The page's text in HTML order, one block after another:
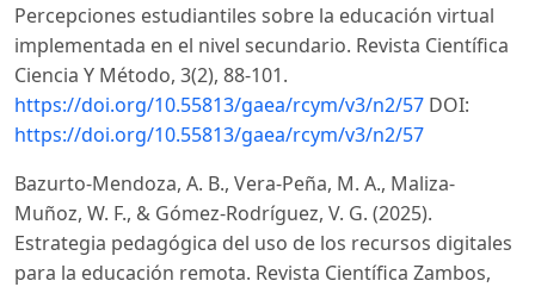
Percepciones estudiantiles sobre la educación virtual
implementada en el nivel secundario. Revista Científica
Ciencia Y Método, 3(2), 88-101.
https://doi.org/10.55813/gaea/rcym/v3/n2/57 DOI:
https://doi.org/10.55813/gaea/rcym/v3/n2/57
Bazurto-Mendoza, A. B., Vera-Peña, M. A., Maliza-
Muñoz, W. F., & Gómez-Rodríguez, V. G. (2025).
Estrategia pedagógica del uso de los recursos digitales
para la educación remota. Revista Científica Zambos,